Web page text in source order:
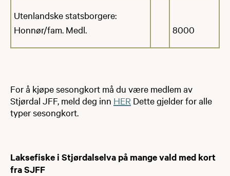
Utenlandske statsborgere:
Honnør/fam. Medl.
8000
For å kjøpe sesongkort må du være medlem av
Stjørdal JFF, meld deg inn HER Dette gjelder for alle
typer sesongkort.
Laksefiske i Stjørdalselva på mange vald med kort
fra SJFF